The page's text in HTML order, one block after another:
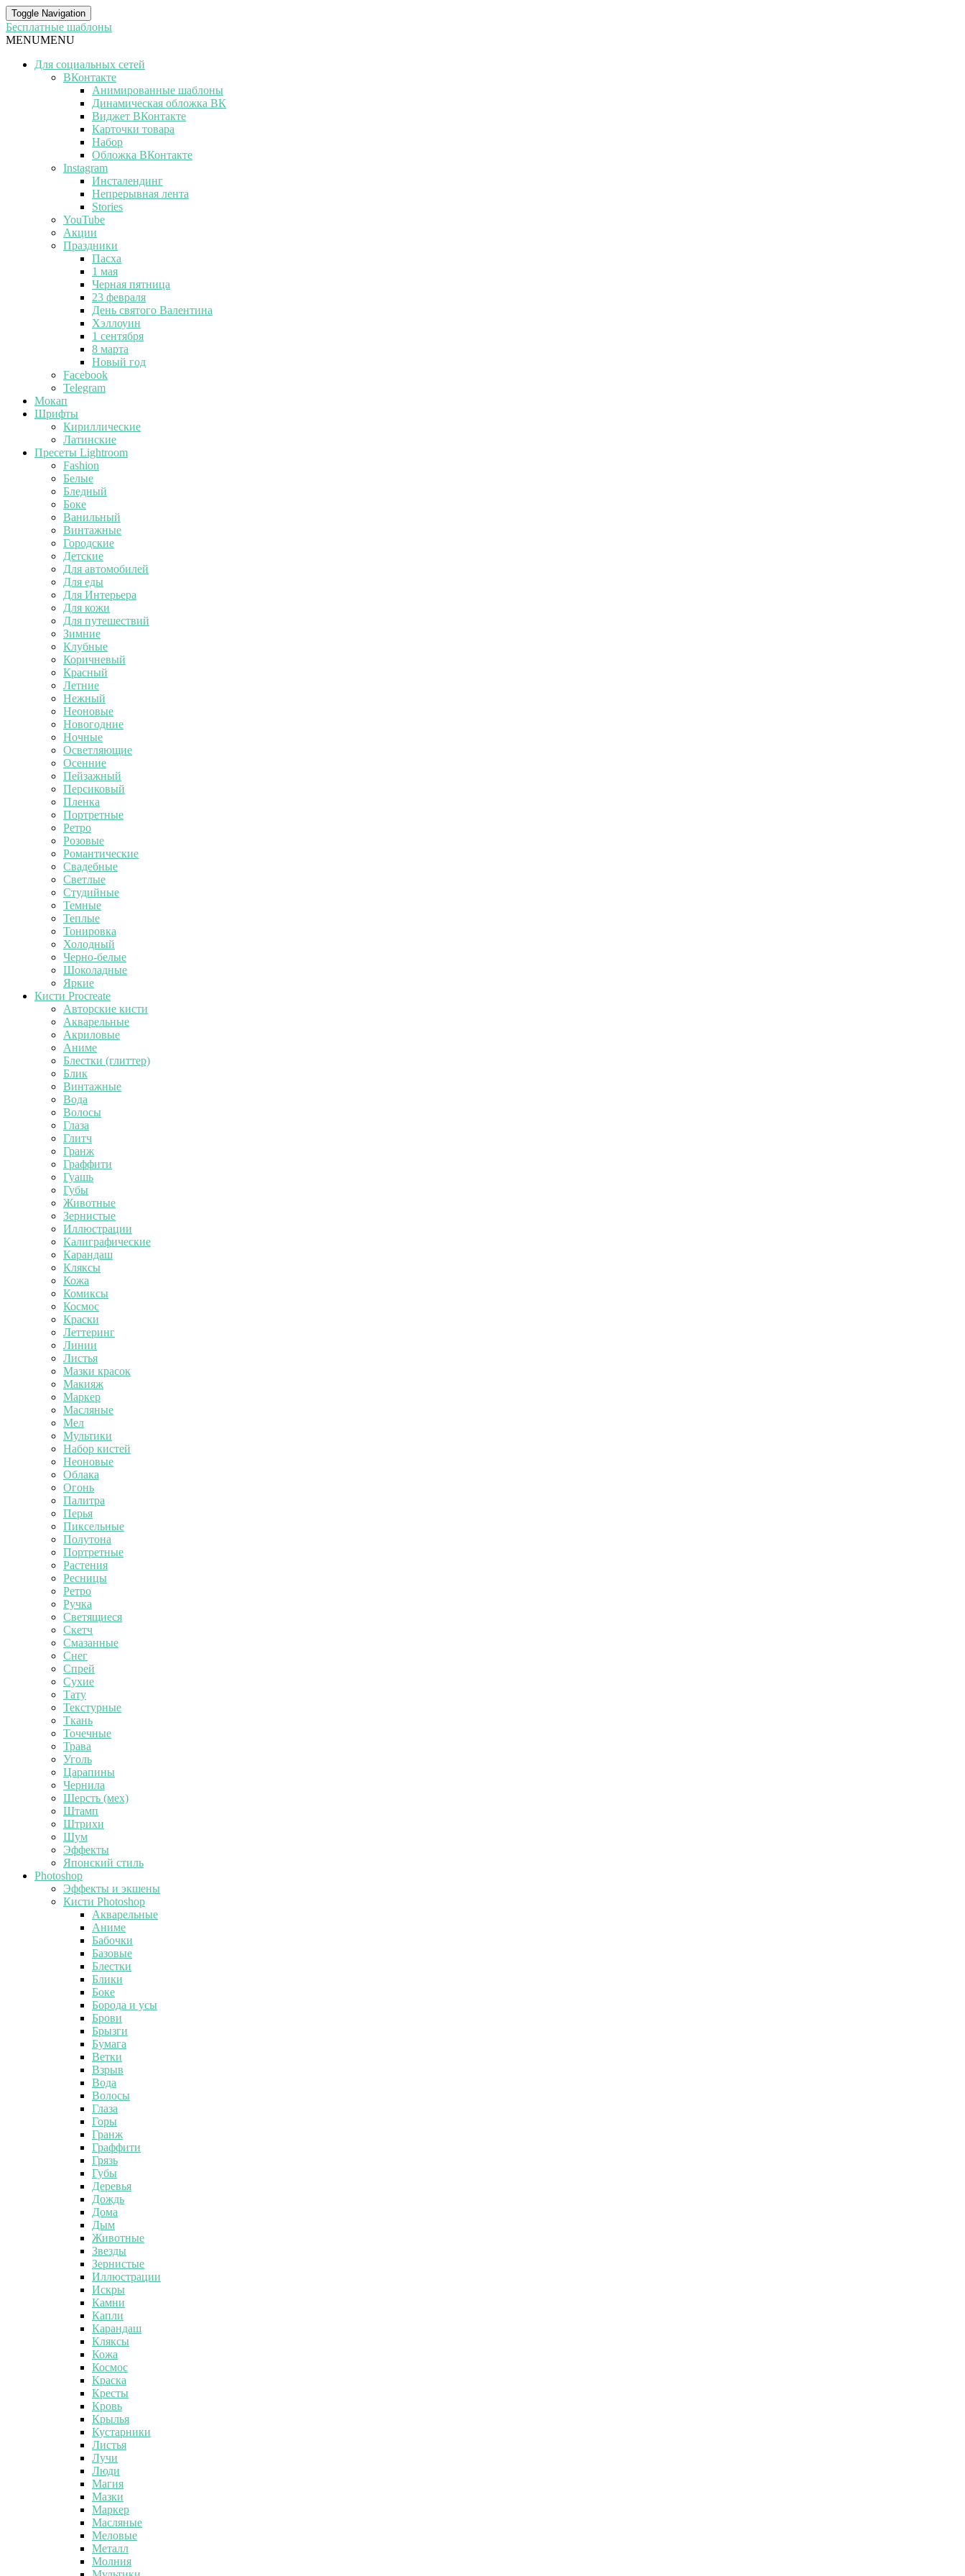
Toggle Navigation
Бесплатные шаблоны
MENUMENU
Для социальных сетей
ВКонтакте
Анимированные шаблоны
Динамическая обложка ВК
Виджет ВКонтакте
Карточки товара
Набор
Обложка ВКонтакте
Instagram
Инсталендинг
Непрерывная лента
Stories
YouTube
Акции
Праздники
Пасха
1 мая
Черная пятница
23 февраля
День святого Валентина
Хэллоуин
1 сентября
8 марта
Новый год
Facebook
Telegram
Мокап
Шрифты
Кириллические
Латинские
Пресеты Lightroom
Fashion
Белые
Бледный
Боке
Ванильный
Винтажные
Городские
Детские
Для автомобилей
Для еды
Для Интерьера
Для кожи
Для путешествий
Зимние
Клубные
Коричневый
Красный
Летние
Нежный
Неоновые
Новогодние
Ночные
Осветляющие
Осенние
Пейзажный
Персиковый
Пленка
Портретные
Ретро
Розовые
Романтические
Свадебные
Светлые
Студийные
Темные
Теплые
Тонировка
Холодный
Черно-белые
Шоколадные
Яркие
Кисти Procreate
Авторские кисти
Акварельные
Акриловые
Аниме
Блестки (глиттер)
Блик
Винтажные
Вода
Волосы
Глаза
Глитч
Гранж
Граффити
Гуашь
Губы
Животные
Зернистые
Иллюстрации
Калиграфические
Карандаш
Кляксы
Кожа
Комиксы
Космос
Краски
Леттеринг
Линии
Листья
Мазки красок
Макияж
Маркер
Масляные
Мел
Мультики
Набор кистей
Неоновые
Облака
Огонь
Палитра
Перья
Пиксельные
Полутона
Портретные
Растения
Ресницы
Ретро
Ручка
Светящиеся
Скетч
Смазанные
Снег
Спрей
Сухие
Тату
Текстурные
Ткань
Точечные
Трава
Уголь
Царапины
Чернила
Шерсть (мех)
Штамп
Штрихи
Шум
Эффекты
Японский стиль
Photoshop
Эффекты и экшены
Кисти Photoshop
Акварельные
Аниме
Бабочки
Базовые
Блестки
Блики
Боке
Борода и усы
Брови
Брызги
Бумага
Ветки
Взрыв
Вода
Волосы
Глаза
Горы
Гранж
Граффити
Грязь
Губы
Деревья
Дождь
Дома
Дым
Животные
Звезды
Зернистые
Иллюстрации
Искры
Камни
Капли
Карандаш
Кляксы
Кожа
Космос
Краска
Кресты
Кровь
Крылья
Кустарники
Листья
Лучи
Люди
Магия
Мазки
Маркер
Масляные
Меловые
Металл
Молния